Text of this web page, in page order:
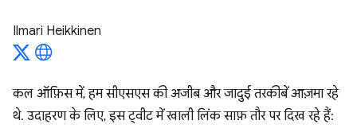
Ilmari Heikkinen
कल ऑफ़िस में, हम सीएसएस की अजीब और जादुई तरकीबें आज़मा रहे
थे. उदाहरण के लिए, इस ट्वीट में खाली लिंक साफ़ तौर पर दिख रहे हैं: